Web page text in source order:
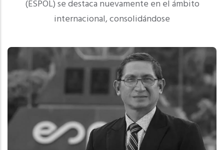
(ESPOL) se destaca nuevamente en el ámbito
internacional, consolidándose